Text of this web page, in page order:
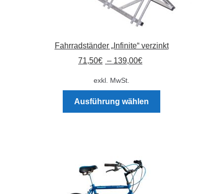
Fahrradständer „Infinite“ verzinkt
71,50€ – 139,00€
exkl. MwSt.
Ausführung wählen